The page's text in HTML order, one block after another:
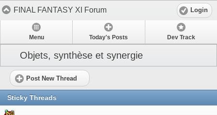
FINAL FANTASY XI Forum Login
Menu Today's Posts Dev Track
Objets, synthèse et synergie
Post New Thread
Sticky Threads